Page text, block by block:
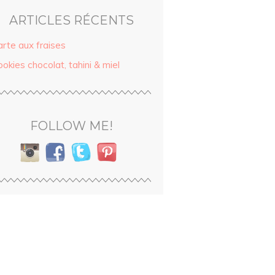
ARTICLES RÉCENTS
aux fraises
chocolat, tahini & miel
FOLLOW ME!